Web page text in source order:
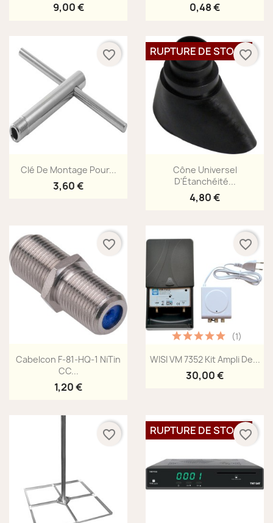
9,00 € 0,48 €
Aperçu rapide
Clé De Montage Pour...
3,60 €
favorite_border
Aperçu rapide
Cône Universel
D'Étanchéité...
4,80 €
RUPTURE DE STOCK
favorite_border
Aperçu rapide
Cabelcon F-81-HQ-1 NiTin
CC...
1,20 €
favorite_border
Aperçu rapide
WISI VM 7352 Kit Ampli De...
30,00 €
(1)
favorite_border
favorite_border RUPTURE DE STOCK
favorite_border